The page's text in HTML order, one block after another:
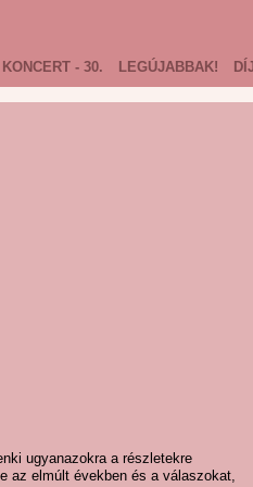
KONCERT - 30. LEGÚJABBAK!
ugyanazokra a részletekre
az elmúlt években és a válaszokat,